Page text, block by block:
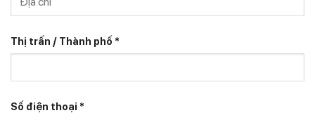
Thị trấn / Thành phố *
Số điện thoại *